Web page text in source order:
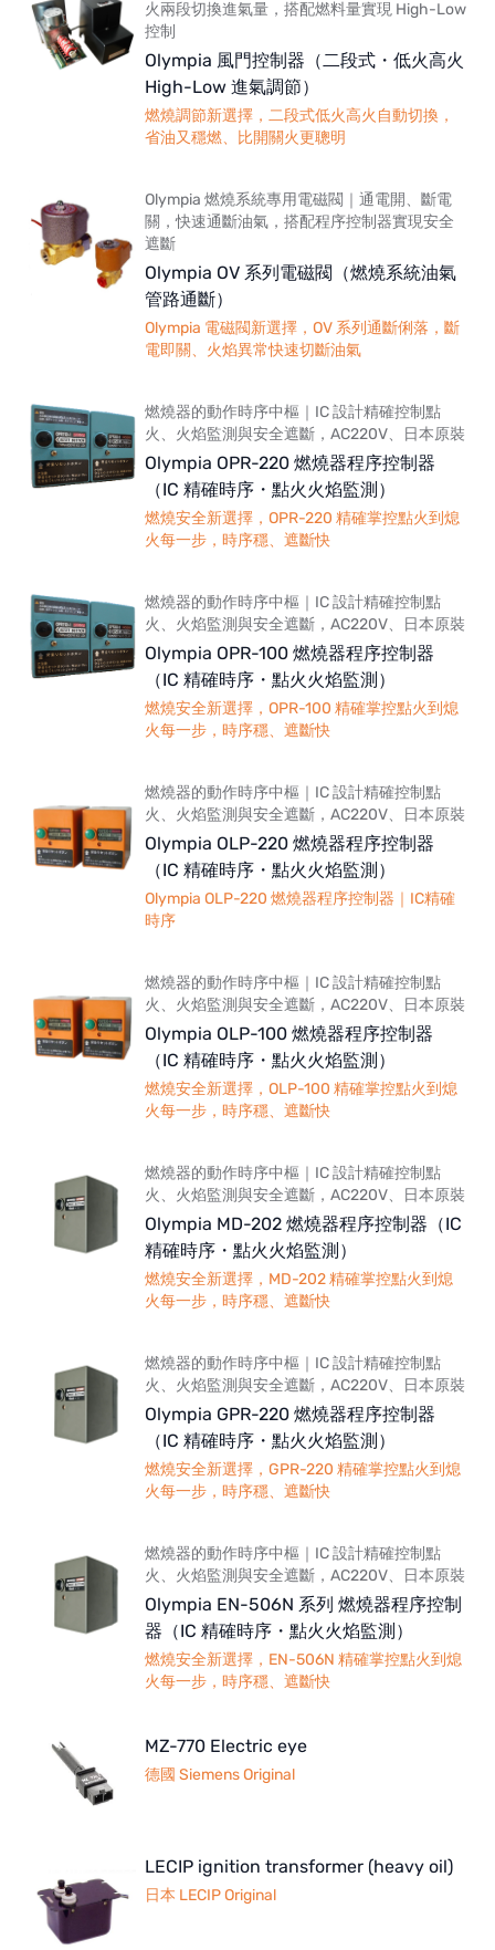
火兩段切換進氣量，搭配燃料量實現 High-Low
控制
Olympia 風門控制器（二段式・低火高火
High-Low 進氣調節）
燃燒調節新選擇，二段式低火高火自動切換，
省油又穩燃、比開關火更聰明
Olympia 燃燒系統專用電磁閥｜通電開、斷電
關，快速通斷油氣，搭配程序控制器實現安全
遮斷
Olympia OV 系列電磁閥（燃燒系統油氣
管路通斷）
Olympia 電磁閥新選擇，OV 系列通斷俐落，斷
電即關、火焰異常快速切斷油氣
燃燒器的動作時序中樞｜IC 設計精確控制點
火、火焰監測與安全遮斷，AC220V、日本原裝
Olympia OPR-220 燃燒器程序控制器
（IC 精確時序・點火火焰監測）
燃燒安全新選擇，OPR-220 精確掌控點火到熄
火每一步，時序穩、遮斷快
燃燒器的動作時序中樞｜IC 設計精確控制點
火、火焰監測與安全遮斷，AC220V、日本原裝
Olympia OPR-100 燃燒器程序控制器
（IC 精確時序・點火火焰監測）
燃燒安全新選擇，OPR-100 精確掌控點火到熄
火每一步，時序穩、遮斷快
燃燒器的動作時序中樞｜IC 設計精確控制點
火、火焰監測與安全遮斷，AC220V、日本原裝
Olympia OLP-220 燃燒器程序控制器
（IC 精確時序・點火火焰監測）
Olympia OLP-220 燃燒器程序控制器｜IC精確
時序
燃燒器的動作時序中樞｜IC 設計精確控制點
火、火焰監測與安全遮斷，AC220V、日本原裝
Olympia OLP-100 燃燒器程序控制器
（IC 精確時序・點火火焰監測）
燃燒安全新選擇，OLP-100 精確掌控點火到熄
火每一步，時序穩、遮斷快
燃燒器的動作時序中樞｜IC 設計精確控制點
火、火焰監測與安全遮斷，AC220V、日本原裝
Olympia MD-202 燃燒器程序控制器（IC
精確時序・點火火焰監測）
燃燒安全新選擇，MD-202 精確掌控點火到熄
火每一步，時序穩、遮斷快
燃燒器的動作時序中樞｜IC 設計精確控制點
火、火焰監測與安全遮斷，AC220V、日本原裝
Olympia GPR-220 燃燒器程序控制器
（IC 精確時序・點火火焰監測）
燃燒安全新選擇，GPR-220 精確掌控點火到熄
火每一步，時序穩、遮斷快
燃燒器的動作時序中樞｜IC 設計精確控制點
火、火焰監測與安全遮斷，AC220V、日本原裝
Olympia EN-506N 系列 燃燒器程序控制
器（IC 精確時序・點火火焰監測）
燃燒安全新選擇，EN-506N 精確掌控點火到熄
火每一步，時序穩、遮斷快
MZ-770 Electric eye
德國 Siemens Original
LECIP ignition transformer (heavy oil)
日本 LECIP Original